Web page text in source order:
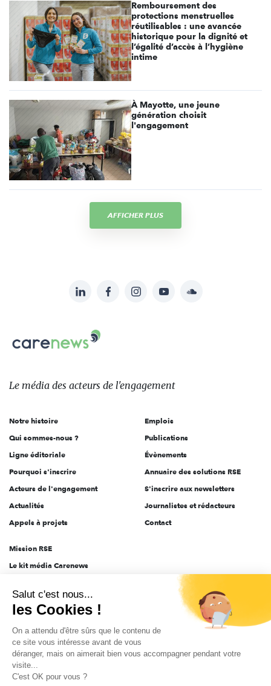
Remboursement des
protections menstruelles
réutilisables : une avancée
historique pour la dignité et
l’égalité d’accès à l’hygiène
intime
À Mayotte, une jeune
génération choisit
l'engagement
AFFICHER PLUS
sur:
LinkedInFacebookInstagramYouTubeSoundcloud
Carenews,
Le
des
l'engagement
Le média des acteurs de l'engagement
Notre histoire
Qui sommes-nous ?
Ligne éditoriale
Pourquoi s'inscrire
Acteurs de l'engagement
Actualités
Appels à projets
Emplois
Publications
Évènements
Annuaire des solutions RSE
S'inscrire aux newsletters
Journalistes et rédacteurs
Contact
Mission RSE
Le kit média Carenews
AEF info
Novethic
PRODURABLE
Inclusiv Day
Salut c'est nous...
les Cookies !
On a attendu d'être sûrs que le contenu de
ce site vous intéresse avant de vous
déranger, mais on aimerait bien vous accompagner pendant votre
visite...
C'est OK pour vous ?